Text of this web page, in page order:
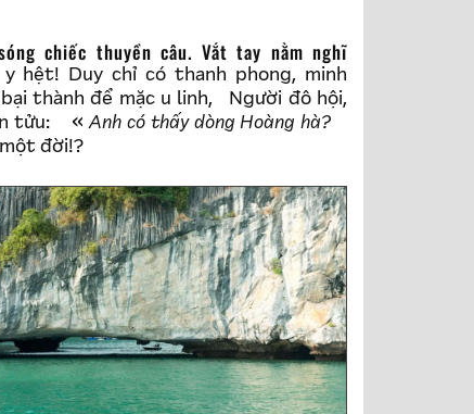
hệt! Duy chỉ có thanh phong, minh
thành để mặc u linh, Người đô hội,
tửu:
Anh có thấy dòng Hoàng hà?
đời!?